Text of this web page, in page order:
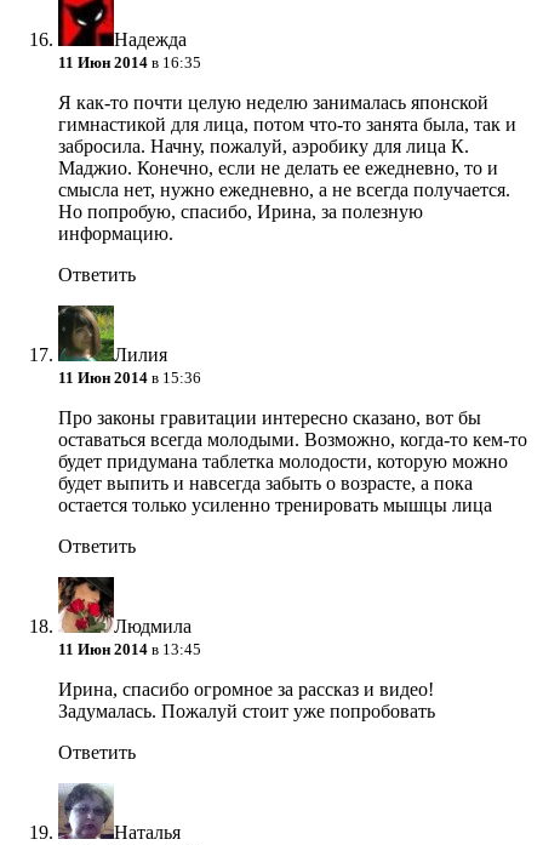
Надежда
11 Июн 2014 в 16:35
Я как-то почти целую неделю занималась японской
гимнастикой для лица, потом что-то занята была, так и
забросила. Начну, пожалуй, аэробику для лица К.
Маджио. Конечно, если не делать ее ежедневно, то и
смысла нет, нужно ежедневно, а не всегда получается.
Но попробую, спасибо, Ирина, за полезную
информацию.
Ответить
Лилия
11 Июн 2014 в 15:36
Про законы гравитации интересно сказано, вот бы
оставаться всегда молодыми. Возможно, когда-то кем-то
будет придумана таблетка молодости, которую можно
будет выпить и навсегда забыть о возрасте, а пока
остается только усиленно тренировать мышцы лица
Ответить
Людмила
11 Июн 2014 в 13:45
Ирина, спасибо огромное за рассказ и видео!
Задумалась. Пожалуй стоит уже попробовать
Ответить
Наталья